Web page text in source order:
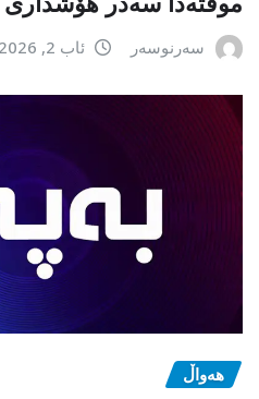
سەرنوسەر ئاب 2, 2026
هەواڵ